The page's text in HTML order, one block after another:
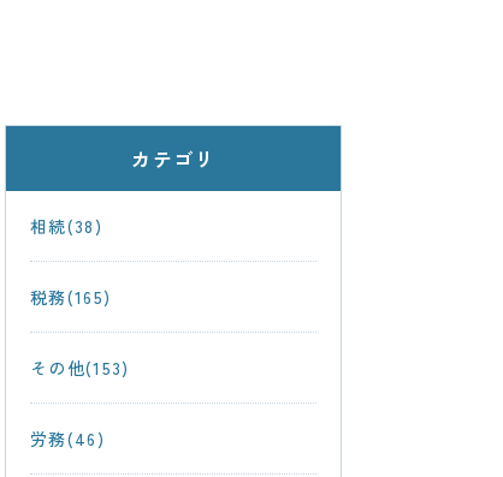
カテゴリ
相続(38)
税務(165)
その他(153)
労務(46)